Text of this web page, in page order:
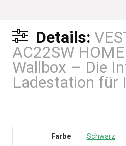
Details:
AC22SW
Wallbox – Die
Ladestation für
Farbe Schwarz